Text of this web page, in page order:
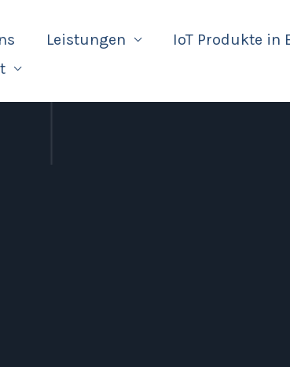
Leistungen IoT Produkte in